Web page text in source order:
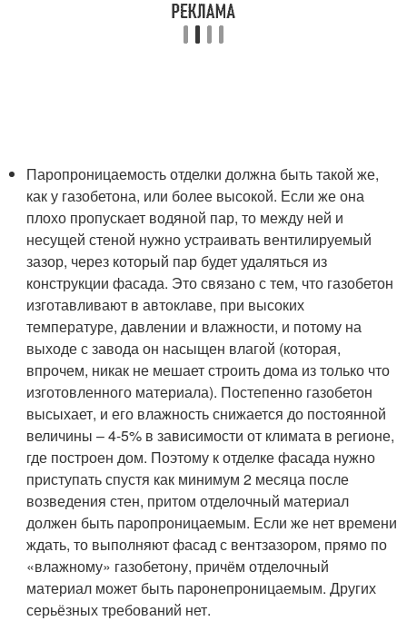
Паропроницаемость отделки должна быть такой же,
как у газобетона, или более высокой. Если же она
плохо пропускает водяной пар, то между ней и
несущей стеной нужно устраивать вентилируемый
зазор, через который пар будет удаляться из
конструкции фасада. Это связано с тем, что газобетон
изготавливают в автоклаве, при высоких
температуре, давлении и влажности, и потому на
выходе с завода он насыщен влагой (которая,
впрочем, никак не мешает строить дома из только что
изготовленного материала). Постепенно газобетон
высыхает, и его влажность снижается до постоянной
величины – 4-5% в зависимости от климата в регионе,
где построен дом. Поэтому к отделке фасада нужно
приступать спустя как минимум 2 месяца после
возведения стен, притом отделочный материал
должен быть паропроницаемым. Если же нет времени
ждать, то выполняют фасад с вентзазором, прямо по
«влажному» газобетону, причём отделочный
материал может быть паронепроницаемым. Других
серьёзных требований нет.